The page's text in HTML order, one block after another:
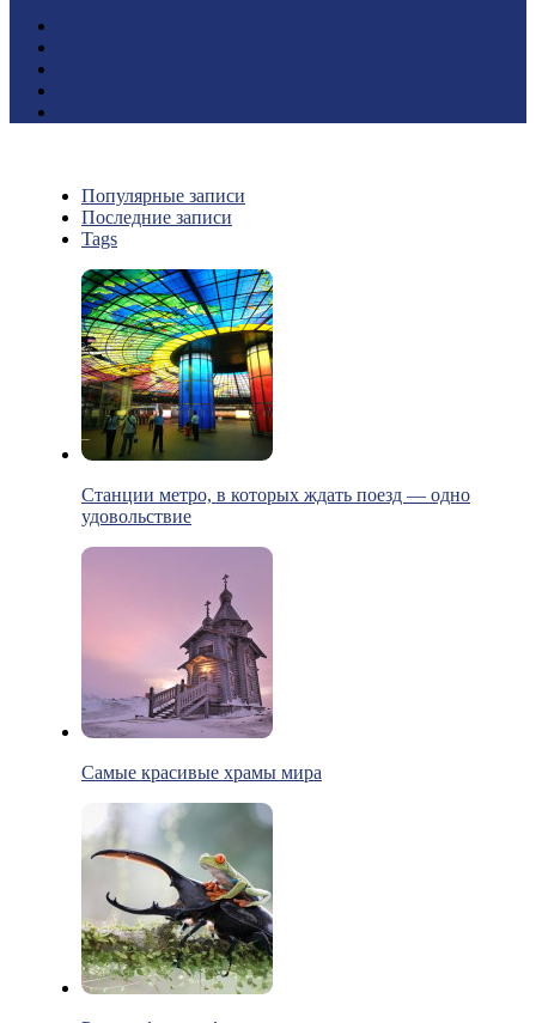
Популярные записи
Последние записи
Tags
Станции метро, в которых ждать поезд — одно
удовольствие
Самые красивые храмы мира